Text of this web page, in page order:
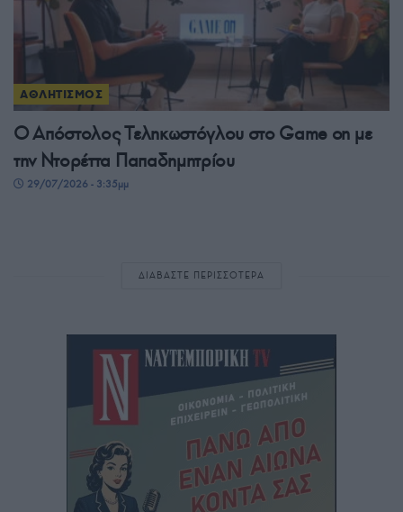
ΑΘΛΗΤΙΣΜΟΣ
Ο Απόστολος Τεληκωστόγλου στο Game on με
την Ντορέττα Παπαδημητρίου
29/07/2026 - 3:35μμ
ΔΙΑΒΑΣΤΕ ΠΕΡΙΣΣΟΤΕΡΑ